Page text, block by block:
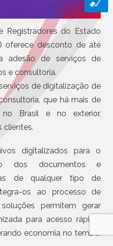
Registradores do Estado
oferece desconto de até
adesão de serviços de
e consultoria.
de digitalização de
que há mais de
Brasil e no exterior,
clientes.
digitalizados para o
dos documentos e
de qualquer tipo de
os ao processo de
permitem gerar
para acesso rápido,
economia no tempo,